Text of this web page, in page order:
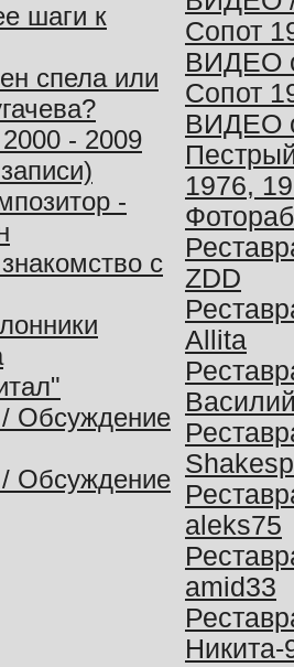
шаги к
спела или
- 2009
-
с
Обсуждение
Обсуждение
Сопот
ВИДЕО
Сопот
ВИДЕО
1976,
ZDD
Allita
aleks75
amid33
Никита-